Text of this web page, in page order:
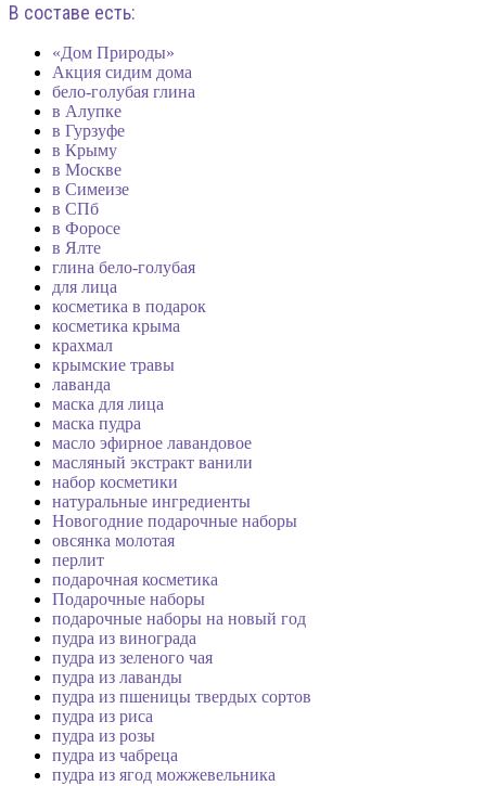
В составе есть:
«Дом Природы»
Акция сидим дома
бело-голубая глина
в Алупке
в Гурзуфе
в Крыму
в Москве
в Симеизе
в СПб
в Форосе
в Ялте
глина бело-голубая
для лица
косметика в подарок
косметика крыма
крахмал
крымские травы
лаванда
маска для лица
маска пудра
масло эфирное лавандовое
масляный экстракт ванили
набор косметики
натуральные ингредиенты
Новогодние подарочные наборы
овсянка молотая
перлит
подарочная косметика
Подарочные наборы
подарочные наборы на новый год
пудра из винограда
пудра из зеленого чая
пудра из лаванды
пудра из пшеницы твердых сортов
пудра из риса
пудра из розы
пудра из чабреца
пудра из ягод можжевельника